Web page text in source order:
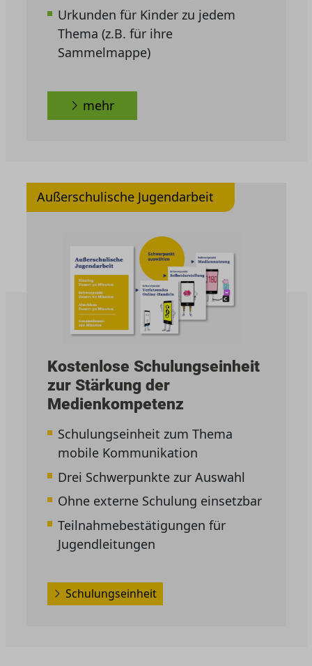
Urkunden für Kinder zu jedem
Thema (z.B. für ihre
Sammelmappe)
mehr
Außerschulische Jugendarbeit
Kostenlose Schulungseinheit
zur Stärkung der
Medienkompetenz
Schulungseinheit zum Thema
mobile Kommunikation
Drei Schwerpunkte zur Auswahl
Ohne externe Schulung einsetzbar
Teilnahmebestätigungen für
Jugendleitungen
Schulungseinheit